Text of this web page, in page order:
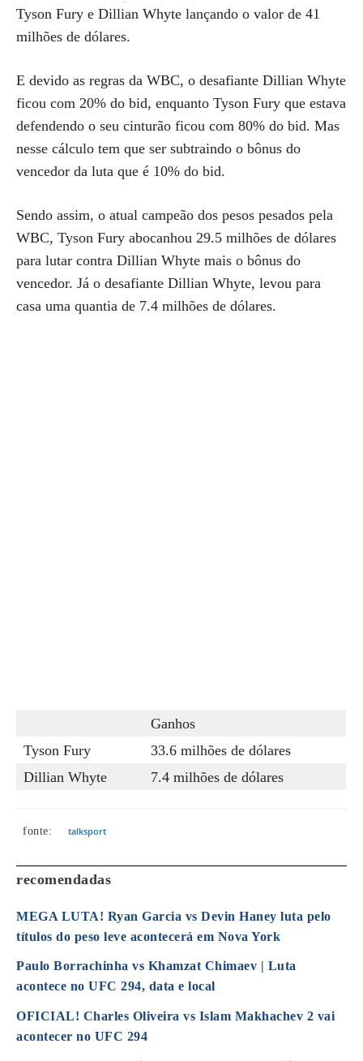
Tyson Fury e Dillian Whyte lançando o valor de 41
milhões de dólares.
E devido as regras da WBC, o desafiante Dillian Whyte
ficou com 20% do bid, enquanto Tyson Fury que estava
defendendo o seu cinturão ficou com 80% do bid. Mas
nesse cálculo tem que ser subtraindo o bônus do
vencedor da luta que é 10% do bid.
Sendo assim, o atual campeão dos pesos pesados pela
WBC, Tyson Fury abocanhou 29.5 milhões de dólares
para lutar contra Dillian Whyte mais o bônus do
vencedor. Já o desafiante Dillian Whyte, levou para
casa uma quantia de 7.4 milhões de dólares.
Ganhos
Tyson Fury
33.6 milhões de dólares
Dillian Whyte
7.4 milhões de dólares
fonte: talksport
recomendadas
MEGA LUTA! Ryan Garcia vs Devin Haney luta pelo
títulos do peso leve acontecerá em Nova York
Paulo Borrachinha vs Khamzat Chimaev | Luta
acontece no UFC 294, data e local
OFICIAL! Charles Oliveira vs Islam Makhachev 2 vai
acontecer no UFC 294